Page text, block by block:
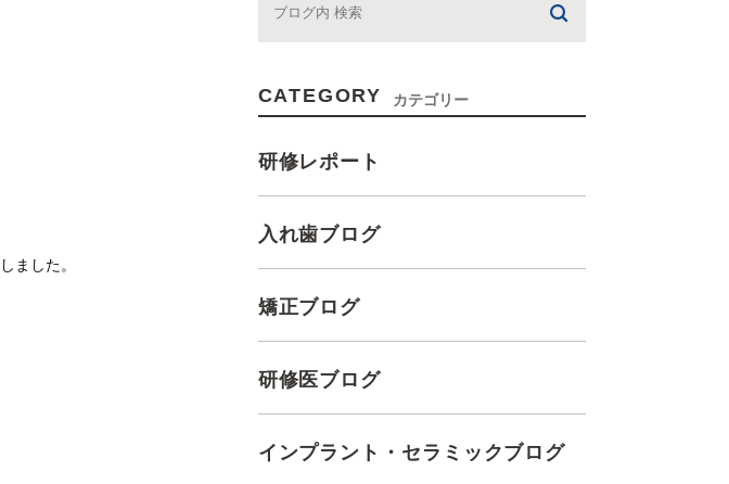
ました。
CATEGORY カテゴリー
研修レポート
入れ歯ブログ
矯正ブログ
研修医ブログ
インプラント・セラミックブログ